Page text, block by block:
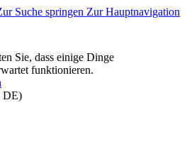
Suche springen Zur Hauptnavigation
Sie, dass einige Dinge
funktionieren.
DE)